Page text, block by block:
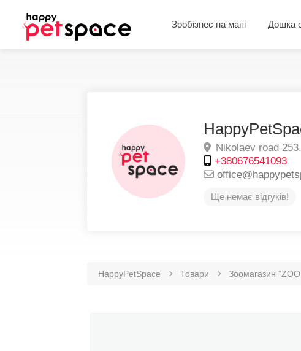
Зообізнес на мапі Дошка
Nikolaev road 253,
+380676541093
Ще немає відгуків!
HappyPetSpace Товари Зоомагазин